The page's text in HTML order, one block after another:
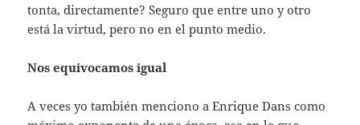
tonta, directamente? Seguro que entre uno y otro
está la virtud, pero no en el punto medio.
Nos equivocamos igual
A veces yo también menciono a Enrique Dans como